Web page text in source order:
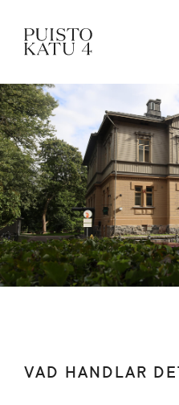
Om vårt hus
Boka mötesrum!
Kontakta oss
VAD HANDLAR